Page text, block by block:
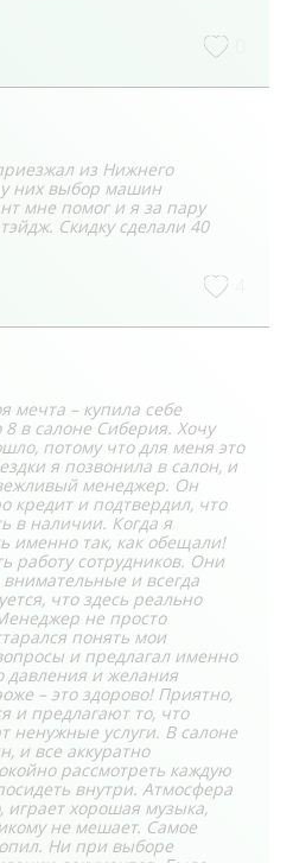
из Нижнего
у них выбор машин
мне помог и я за пару
Скидку сделали 40
мечта – купила себе
в салоне Сиберия. Хочу
потому что для меня это
я позвонила в салон, и
менеджер. Он
кредит и подтвердил, что
в наличии. Когда я
именно так, как обещали!
работу сотрудников. Они
и всегда
что здесь реально
не просто
понять мои
и предлагал именно
давления и желания
– это здорово! Приятно,
и предлагают то, что
ненужные услуги. В салоне
и все аккуратно
рассмотреть каждую
внутри. Атмосфера
играет хорошая музыка,
не мешает. Самое
Ни при выборе